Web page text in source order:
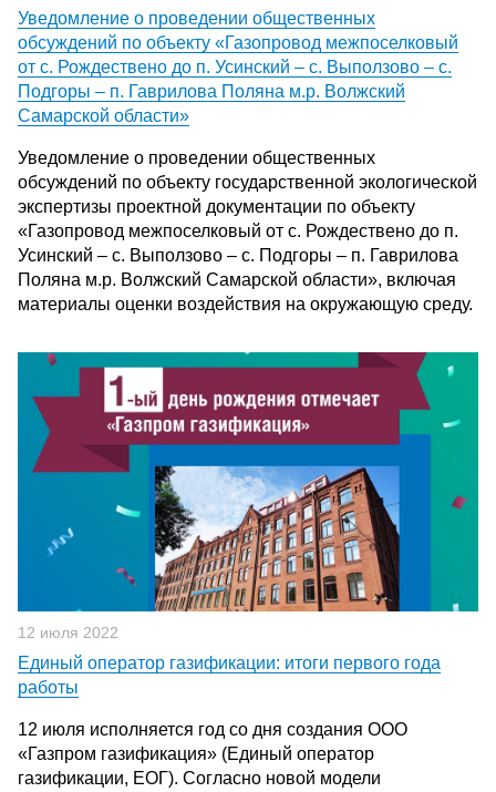
Уведомление о проведении общественных
обсуждений по объекту «Газопровод межпоселковый
от с. Рождествено до п. Усинский – с. Выползово – с.
Подгоры – п. Гаврилова Поляна м.р. Волжский
Самарской области»
Уведомление о проведении общественных
обсуждений по объекту государственной экологической
экспертизы проектной документации по объекту
«Газопровод межпоселковый от с. Рождествено до п.
Усинский – с. Выползово – с. Подгоры – п. Гаврилова
Поляна м.р. Волжский Самарской области», включая
материалы оценки воздействия на окружающую среду.
12 июля 2022
Единый оператор газификации: итоги первого года
работы
12 июля исполняется год со дня создания ООО
«Газпром газификация» (Единый оператор
газификации, ЕОГ). Согласно новой модели